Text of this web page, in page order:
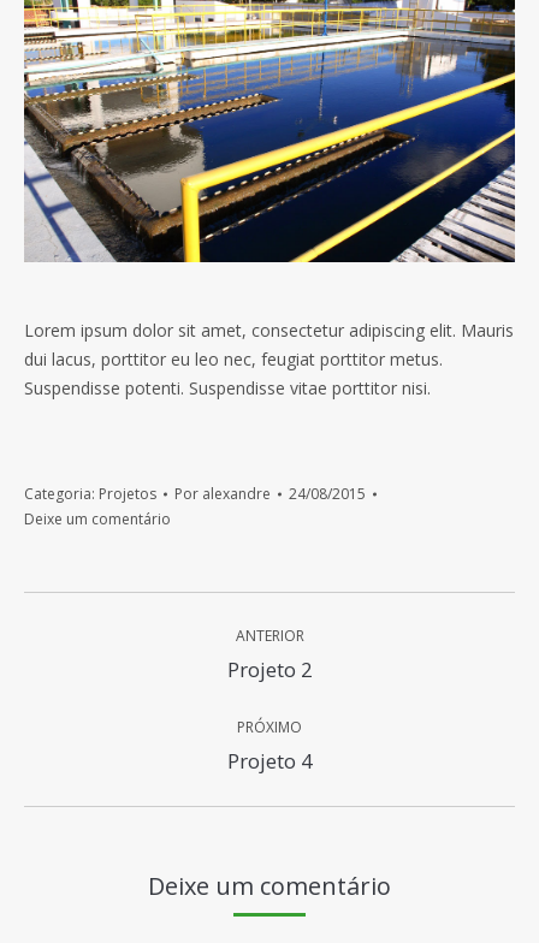
Lorem ipsum dolor sit amet, consectetur adipiscing elit. Mauris
dui lacus, porttitor eu leo nec, feugiat porttitor metus.
Suspendisse potenti. Suspendisse vitae porttitor nisi.
Categoria: Projetos Por alexandre
24/08/2015
Deixe um comentário
ANTERIOR
Previous
Projeto 2
PRÓXIMO
Next
Projeto 4
Deixe um comentário